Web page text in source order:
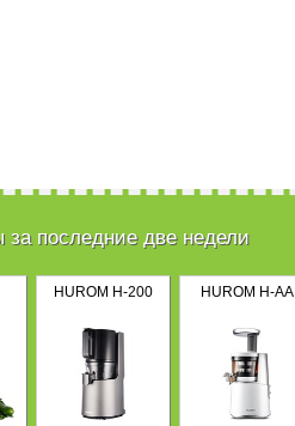
последние две недели
HUROM H-200 HUROM H-AA